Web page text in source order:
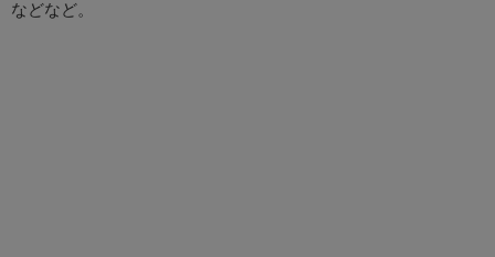
などなど。